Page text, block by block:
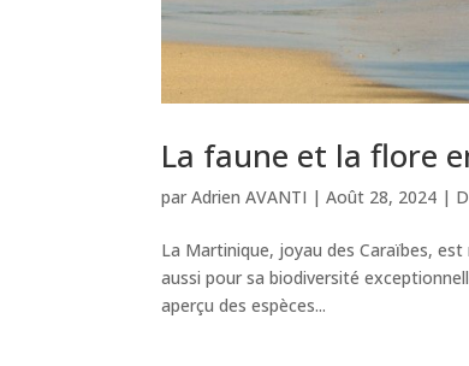
La faune et la flore
parAdrien AVANTI |Août 28, 2024 |
La Martinique, joyau des Caraïbes,
aussi pour sa biodiversité
aperçu des espèces...